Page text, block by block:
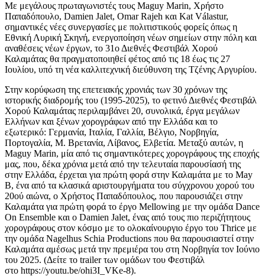
Με μεγάλους πρωταγωνιστές τους Maguy Marin, Χρήστο
Παπαδόπουλο, Damien Jalet, Omar Rajeh και Kat Válastur,
σημαντικές νέες συνεργασίες με πολιτιστικούς φορείς όπως η
Εθνική Λυρική Σκηνή, ενεργοποίηση νέων σημείων στην πόλη και
αναθέσεις νέων έργων, το 31ο Διεθνές Φεστιβάλ Χορού
Καλαμάτας θα πραγματοποιηθεί φέτος από τις 18 έως τις 27
Ιουλίου, υπό τη νέα καλλιτεχνική διεύθυνση της Τζένης Αργυρίου.
Στην κορύφωση της επετειακής χρονιάς των 30 χρόνων της
ιστορικής διαδρομής του (1995-2025), το φετινό Διεθνές Φεστιβάλ
Χορού Καλαμάτας περιλαμβάνει 20, συνολικά, έργα μεγάλων
Ελλήνων και ξένων χορογράφων από την Ελλάδα και το
εξωτερικό: Γερμανία, Ιταλία, Γαλλία, Βέλγιο, Νορβηγία,
Πορτογαλία, Μ. Βρετανία, Λίβανος, Ελβετία. Μεταξύ αυτών, η
Maguy Marin, μία από τις σημαντικότερες χορογράφους της εποχής
μας, που, δέκα χρόνια μετά από την τελευταία παρουσίασή της
στην Ελλάδα, έρχεται για πρώτη φορά στην Καλαμάτα με το Μay
Β, ένα από τα κλασικά αριστουργήματα του σύγχρονου χορού του
20ού αιώνα, ο Χρήστος Παπαδόπουλος, που παρουσιάζει στην
Καλαμάτα για πρώτη φορά το έργο Mellowing με την ομάδα Dance
On Ensemble και ο Damien Jalet, ένας από τους πιο περιζήτητους
χορογράφους στον κόσμο με το ολοκαίνουργιο έργο του Thrice με
την ομάδα Nagelhus Schia Productions που θα παρουσιαστεί στην
Καλαμάτα αμέσως μετά την πρεμιέρα του στη Νορβηγία τον Ιούνιο
του 2025. (Δείτε το trailer των ομάδων του Φεστιβάλ
στο https://youtu.be/ohi3I_VKe-8).